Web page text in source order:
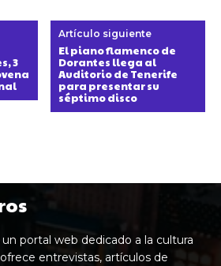
3
Artículo siguiente
El piano flamenco de
Dorantes llega al
Auditorio de Tenerife
para presentar su
séptimo disco
portal web dedicado a la cultura
entrevistas, artículos de